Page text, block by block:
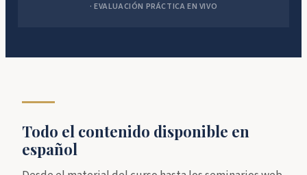
EVALUACIÓN PRÁCTICA EN VIVO
Todo el contenido disponible en
español